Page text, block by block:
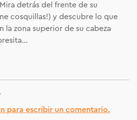
detrás del frente de su
cosquillas!) y descubre lo que
la zona superior de su cabeza
para escribir un comentario.